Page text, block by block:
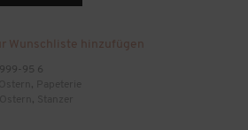
Wunschliste hinzufügen
95 6
,
,